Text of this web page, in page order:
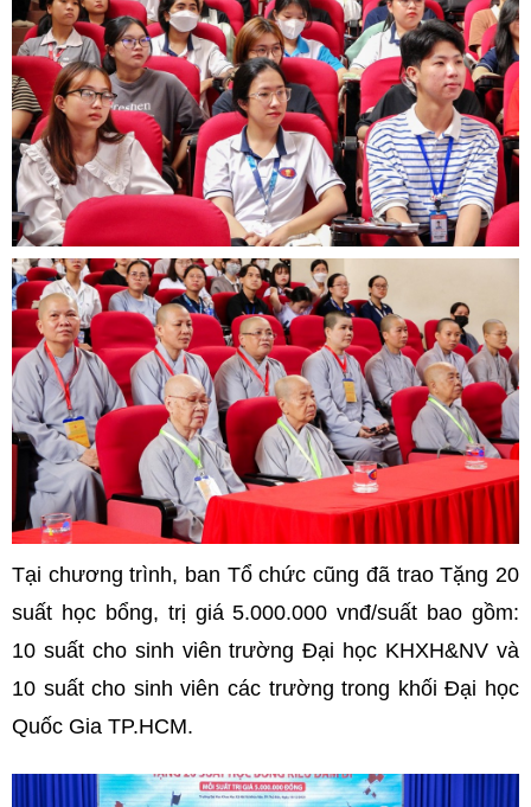
Tại chương trình, ban Tổ chức cũng đã trao Tặng 20
suất học bổng, trị giá 5.000.000 vnđ/suất bao gồm:
10 suất cho sinh viên trường Đại học KHXH&NV và
10 suất cho sinh viên các trường trong khối Đại học
Quốc Gia TP.HCM.